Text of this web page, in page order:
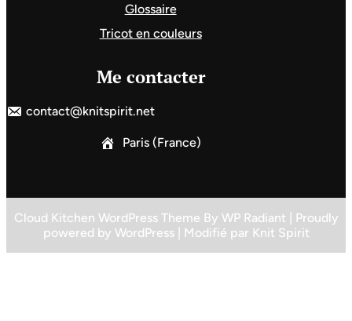
Glossaire
Tricot en couleurs
Me contacter
contact@knitspirit.net
Paris (France)
Cloud Kitchen WordPress Theme By WP Radiant | Proudly
powered by WordPress| Modifié par Knit Spirit